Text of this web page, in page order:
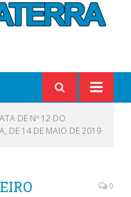
ATA DE Nº 12 DO
DE 14 DE MAIO DE 2019
0